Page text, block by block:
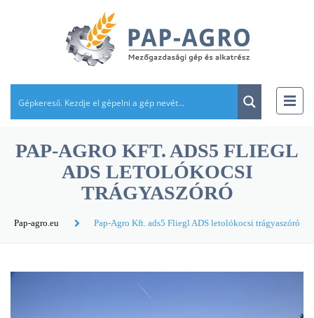
PAP-AGRO KFT. ADS5 FLIEGL
ADS LETOLÓKOCSI
TRÁGYASZÓRÓ
Pap-agro.eu Pap-Agro Kft. ads5 Fliegl ADS letolókocsi trágyaszóró